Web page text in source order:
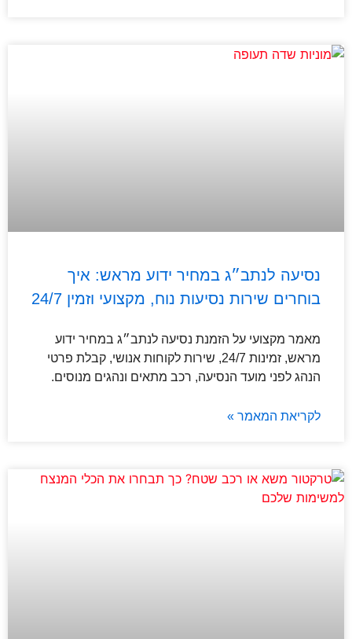
נסיעה לנתב״ג במחיר ידוע מראש: איך
בוחרים שירות נסיעות נוח, מקצועי וזמין 24/7
מאמר מקצועי על הזמנת נסיעה לנתב״ג במחיר ידוע
מראש, זמינות 24/7, שירות לקוחות אנושי, קבלת פרטי
הנהג לפני מועד הנסיעה, רכב מתאים ונהגים מנוסים.
לקריאת המאמר »